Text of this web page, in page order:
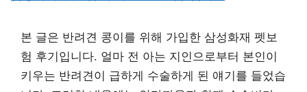
본 글은 반려견 콩이를 위해 가입한 삼성화재 펫보
험 후기입니다. 얼마 전 아는 지인으로부터 본인이
키우는 반려견이 급하게 수술하게 된 얘기를 들었습